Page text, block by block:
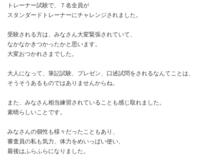
トレーナー試験で、７名全員が
スタンダードトレーナーにチャレンジされました。
受験される方は、みなさん大変緊張されていて、
なかなかきつかったかと思います。
大変おつかれさまでした。
大人になって、筆記試験、プレゼン、口述試問をされるなんてことは、
そうそうあるものではありませんからね。
また、みなさん相当練習されていることも感じ取れました。
素晴らしいことです。
みなさんの個性も様々だったこともあり、
審査員の私も気力、体力をめいっぱい使い、
最後はふらふらになりました。